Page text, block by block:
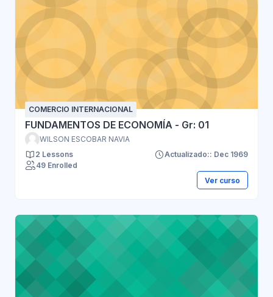
COMERCIO INTERNACIONAL
FUNDAMENTOS DE ECONOMÍA - Gr: 01
WILSON ESCOBAR NAVIA
2 Lessons
Actualizado:: Dec 1969
49 Enrolled
Ver curso